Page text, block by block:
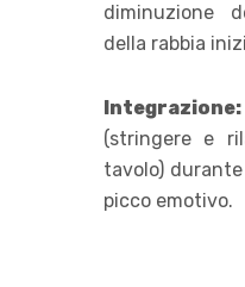
diminuzione
della rabbia
Integrazione:
(stringere e
tavolo)
picco emotivo.